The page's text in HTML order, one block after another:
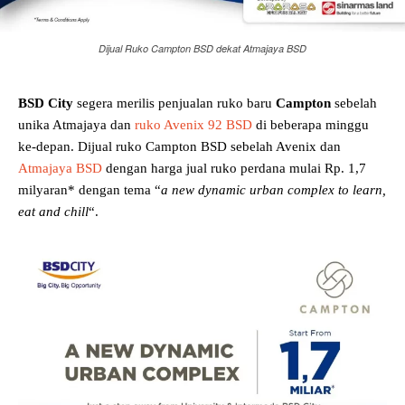
Dijual Ruko Campton BSD dekat Atmajaya BSD
BSD City segera merilis penjualan ruko baru Campton sebelah
unika Atmajaya dan ruko Avenix 92 BSD di beberapa minggu
ke-depan. Dijual ruko Campton BSD sebelah Avenix dan
Atmajaya BSD dengan harga jual ruko perdana mulai Rp. 1,7
milyaran* dengan tema “a new dynamic urban complex to learn,
eat and chill“.